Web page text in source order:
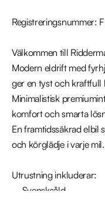
Registreringsnummer:
Välkommen till
Modern eldrift med
ger en tyst och kraftfull
Minimalistisk
komfort och smarta
En framtidssäkrad elbil
och körglädje i varje mil.
Utrustning inkluderar: